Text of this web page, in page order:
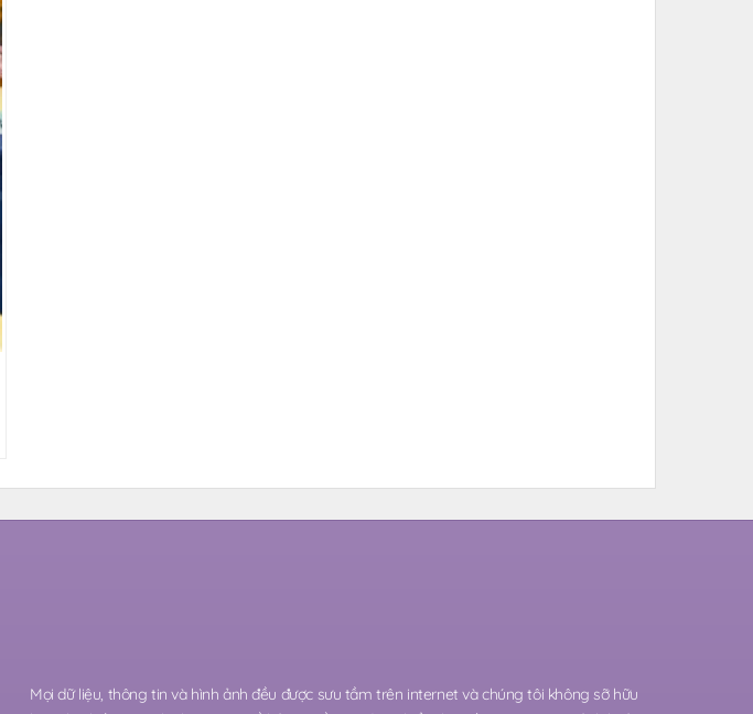
Mọi dữ liệu, thông tin và hình ảnh đều được sưu tầm trên internet và chúng tôi không sỡ hữu